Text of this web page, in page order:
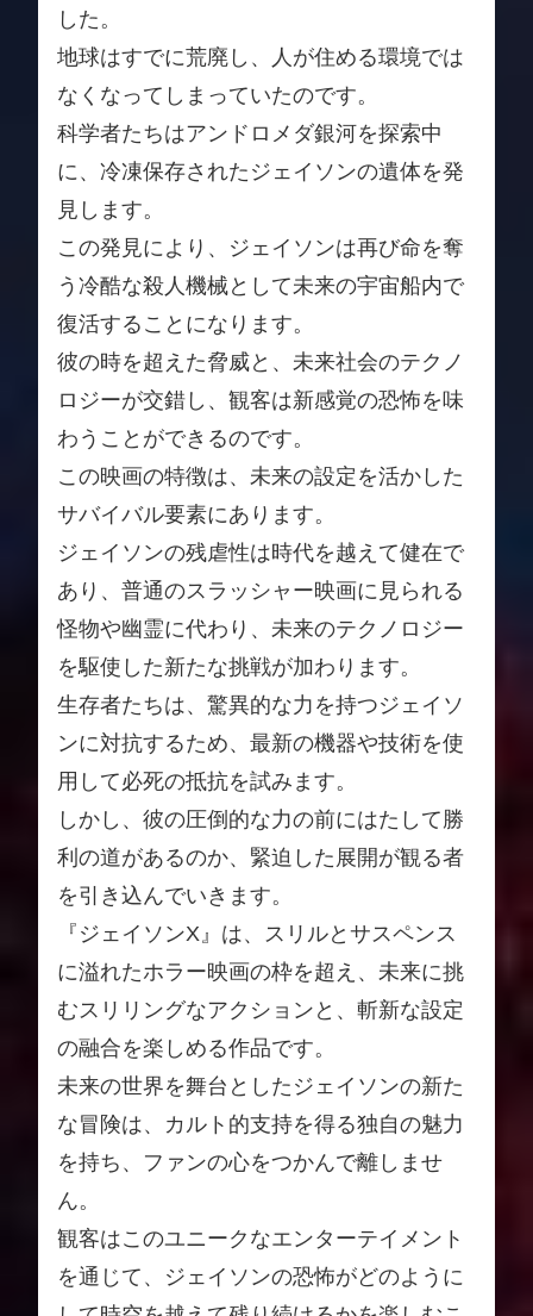
した。
地球はすでに荒廃し、人が住める環境では
なくなってしまっていたのです。
科学者たちはアンドロメダ銀河を探索中
に、冷凍保存されたジェイソンの遺体を発
見します。
この発見により、ジェイソンは再び命を奪
う冷酷な殺人機械として未来の宇宙船内で
復活することになります。
彼の時を超えた脅威と、未来社会のテクノ
ロジーが交錯し、観客は新感覚の恐怖を味
わうことができるのです。
この映画の特徴は、未来の設定を活かした
サバイバル要素にあります。
ジェイソンの残虐性は時代を越えて健在で
あり、普通のスラッシャー映画に見られる
怪物や幽霊に代わり、未来のテクノロジー
を駆使した新たな挑戦が加わります。
生存者たちは、驚異的な力を持つジェイソ
ンに対抗するため、最新の機器や技術を使
用して必死の抵抗を試みます。
しかし、彼の圧倒的な力の前にはたして勝
利の道があるのか、緊迫した展開が観る者
を引き込んでいきます。
『ジェイソンX』は、スリルとサスペンス
に溢れたホラー映画の枠を超え、未来に挑
むスリリングなアクションと、斬新な設定
の融合を楽しめる作品です。
未来の世界を舞台としたジェイソンの新た
な冒険は、カルト的支持を得る独自の魅力
を持ち、ファンの心をつかんで離しませ
ん。
観客はこのユニークなエンターテイメント
を通じて、ジェイソンの恐怖がどのように